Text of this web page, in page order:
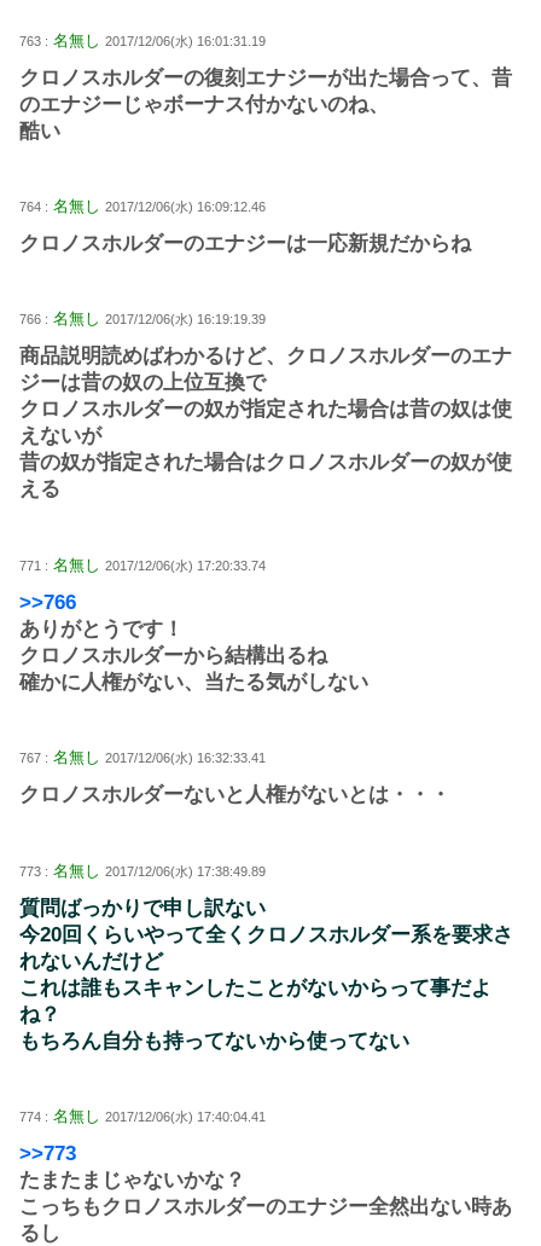
763 : 名無し 2017/12/06(水) 16:01:31.19
クロノスホルダーの復刻エナジーが出た場合って、昔
のエナジーじゃボーナス付かないのね、
酷い
764 : 名無し 2017/12/06(水) 16:09:12.46
クロノスホルダーのエナジーは一応新規だからね
766 : 名無し 2017/12/06(水) 16:19:19.39
商品説明読めばわかるけど、クロノスホルダーのエナ
ジーは昔の奴の上位互換で
クロノスホルダーの奴が指定された場合は昔の奴は使
えないが
昔の奴が指定された場合はクロノスホルダーの奴が使
える
771 : 名無し 2017/12/06(水) 17:20:33.74
>>766
ありがとうです！
クロノスホルダーから結構出るね
確かに人権がない、当たる気がしない
767 : 名無し 2017/12/06(水) 16:32:33.41
クロノスホルダーないと人権がないとは・・・
773 : 名無し 2017/12/06(水) 17:38:49.89
質問ばっかりで申し訳ない
今20回くらいやって全くクロノスホルダー系を要求さ
れないんだけど
これは誰もスキャンしたことがないからって事だよ
ね？
もちろん自分も持ってないから使ってない
774 : 名無し 2017/12/06(水) 17:40:04.41
>>773
たまたまじゃないかな？
こっちもクロノスホルダーのエナジー全然出ない時あ
るし